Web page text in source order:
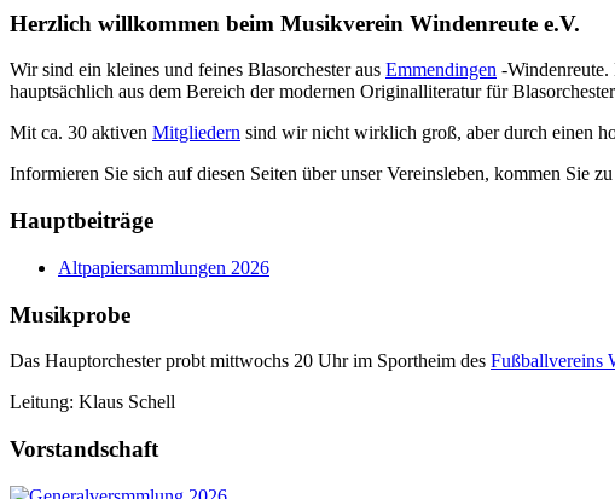
Herzlich willkommen beim Musikverein Windenreute e.V.
Wir sind ein kleines und feines Blasorchester aus Emmendingen -
hauptsächlich aus dem Bereich der modernen Originalliteratur für
Mit ca. 30 aktiven Mitgliedern sind wir nicht wirklich groß, aber durch einen
Informieren Sie sich auf diesen Seiten über unser Vereinsleben, kommen Sie
Hauptbeiträge
Altpapiersammlungen 2026
Musikprobe
Das Hauptorchester probt mittwochs 20 Uhr im Sportheim des Fußballvereins
Leitung: Klaus Schell
Vorstandschaft